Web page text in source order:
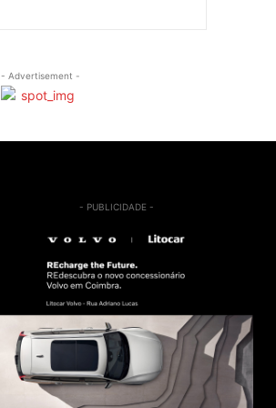
- Advertisement -
- PUBLICIDADE -